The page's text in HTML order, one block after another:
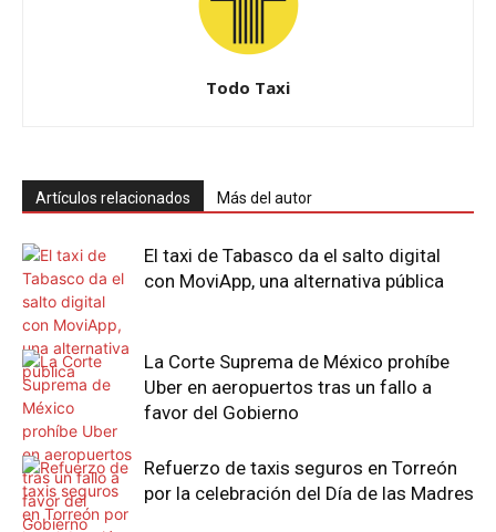
Todo Taxi
Artículos relacionados Más del autor
El taxi de Tabasco da el salto digital
con MoviApp, una alternativa pública
La Corte Suprema de México prohíbe
Uber en aeropuertos tras un fallo a
favor del Gobierno
Refuerzo de taxis seguros en Torreón
por la celebración del Día de las Madres